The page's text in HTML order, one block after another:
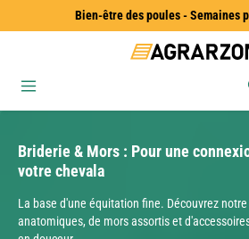
Passer au contenu principalBien-être des poules - Semaines
Briderie & Mors : Pour une
votre chevala
La base d'une équitation fine. Découvrez
anatomiques, de mors assortis et